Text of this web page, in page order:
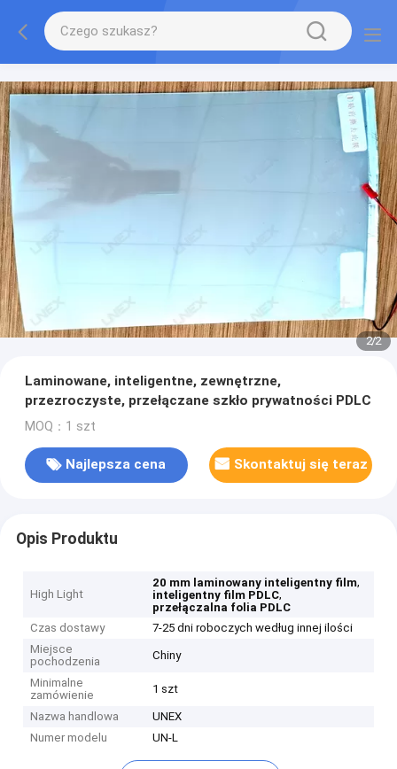
2/2
Laminowane, inteligentne, zewnętrzne,
przezroczyste, przełączane szkło prywatności PDLC
MOQ：1 szt
Najlepsza cena Skontaktuj się teraz
Opis Produktu
High Light
20 mm laminowany inteligentny film,
inteligentny film PDLC,
przełączalna folia PDLC
Czas dostawy
7-25 dni roboczych według innej ilości
Miejsce
pochodzenia
Chiny
Minimalne
zamówienie
1 szt
Nazwa handlowa
UNEX
Numer modelu
UN-L